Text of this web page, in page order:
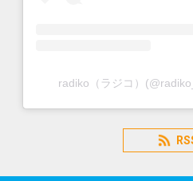
radiko（ラジコ）